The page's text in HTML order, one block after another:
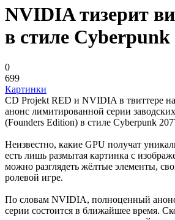
NVIDIA тизерит
в стиле Cyberpunk
0
699
Картинки
CD Projekt RED и NVIDIA в твиттере
анонс лимитированной серии
(Founders Edition) в стиле Cyberpunk
Неизвестно, какие GPU получат
есть лишь размытая картинка с
можно разглядеть жёлтые элементы,
ролевой игре.
По словам NVIDIA, полноценный
серии состоится в ближайшее время.